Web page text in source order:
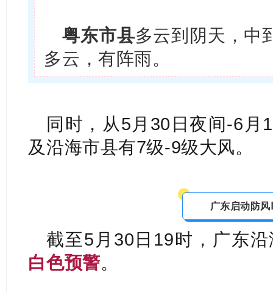
粤东市县多云到阴天，中
多云，有阵雨。
同时，从5月30日夜间-6月
及沿海市县有7级-9级大风。
广东启动防
截至5月30日19时， 广东
白色预警。